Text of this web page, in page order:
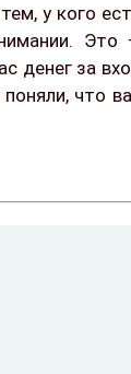
у кого
Это
денег за
что